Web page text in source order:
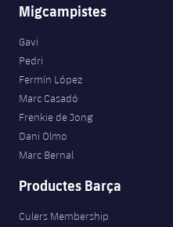
Migcampistes
Gavi
Pedri
Fermín López
Marc Casadó
Frenkie de Jong
Dani Olmo
Marc Bernal
Productes Barça
Culers Membership